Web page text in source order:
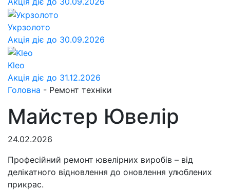
Укрзолото
Акція діє до 30.09.2026
Kleo
Акція діє до 31.12.2026
Головна - Ремонт техніки
Майстер Ювелір
24.02.2026
Професійний ремонт ювелірних виробів – від
делікатного відновлення до оновлення улюблених
прикрас.